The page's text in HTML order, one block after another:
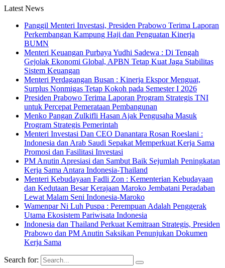
Latest News
Panggil Menteri Investasi, Presiden Prabowo Terima Laporan
Perkembangan Kampung Haji dan Penguatan Kinerja
BUMN
Menteri Keuangan Purbaya Yudhi Sadewa : Di Tengah
Gejolak Ekonomi Global, APBN Tetap Kuat Jaga Stabilitas
Sistem Keuangan
Menteri Perdagangan Busan : Kinerja Ekspor Menguat,
Surplus Nonmigas Tetap Kokoh pada Semester I 2026
Presiden Prabowo Terima Laporan Program Strategis TNI
untuk Percepat Pemerataan Pembangunan
Menko Pangan Zulkifli Hasan Ajak Pengusaha Masuk
Program Strategis Pemerintah
Menteri Investasi Dan CEO Danantara Rosan Roeslani :
Indonesia dan Arab Saudi Sepakat Memperkuat Kerja Sama
Promosi dan Fasilitasi Investasi
PM Anutin Apresiasi dan Sambut Baik Sejumlah Peningkatan
Kerja Sama Antara Indonesia-Thailand
Menteri Kebudayaan Fadli Zon : Kementerian Kebudayaan
dan Kedutaan Besar Kerajaan Maroko Jembatani Peradaban
Lewat Malam Seni Indonesia-Maroko
Wamenpar Ni Luh Puspa : Perempuan Adalah Penggerak
Utama Ekosistem Pariwisata Indonesia
Indonesia dan Thailand Perkuat Kemitraan Strategis, Presiden
Prabowo dan PM Anutin Saksikan Penunjukan Dokumen
Kerja Sama
Search for: